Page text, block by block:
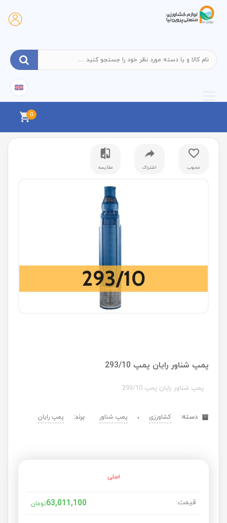
0
محبوب اشتراک مقایسه
پمپ شناور رایان پمپ 293/10
پمپ شناور رایان پمپ 293/10
دسته: کشاورزی ، پمپ شناور برند: پمپ رایان
اصلی
قیمت: 63,011,100تومان